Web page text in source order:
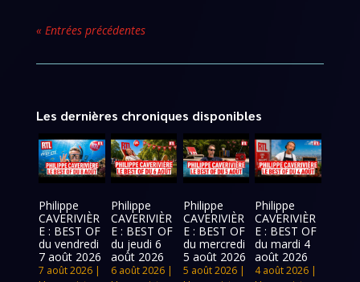
« Entrées précédentes
Les dernières chroniques disponibles
Philippe
CAVERIVIÈR
E : BEST OF
du vendredi
7 août 2026
7 août 2026 |
Philippe
CAVERIVIÈR
E : BEST OF
du jeudi 6
août 2026
6 août 2026|
Philippe
CAVERIVIÈR
E : BEST OF
du mercredi
5 août 2026
5 août 2026|
Philippe
CAVERIVIÈR
E : BEST OF
du mardi 4
août 2026
4 août 2026 |